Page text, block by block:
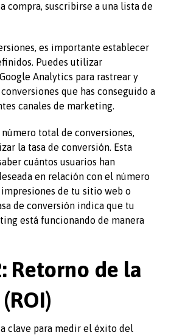
compra, suscribirse a una lista de
es importante establecer
Puedes utilizar
Analytics para rastrear y
que has conseguido a
canales de marketing.
total de conversiones,
la tasa de conversión. Esta
cuántos usuarios han
en relación con el número
de tu sitio web o
de conversión indica que tu
está funcionando de manera
Retorno de la
clave para medir el éxito del